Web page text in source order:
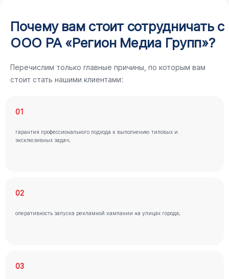
Почему вам стоит сотрудничать с
ООО РА «Регион Медиа Групп»?
Перечислим только главные причины, по которым вам
стоит стать нашими клиентами:
01
гарантия профессионального подхода к выполнению типовых и
эксклюзивных задач;
02
оперативность запуска рекламной кампании на улицах города;
03